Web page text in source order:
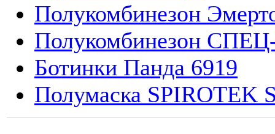
Полукомбинезон
Полукомбинезон
Ботинки Панда 6919
Полумаска SPIROTEK